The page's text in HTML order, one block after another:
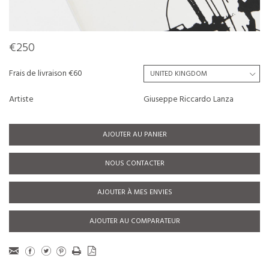
€250
Frais de livraison €60
Artiste
Giuseppe Riccardo Lanza
AJOUTER AU PANIER
NOUS CONTACTER
AJOUTER À MES ENVIES
AJOUTER AU COMPARATEUR